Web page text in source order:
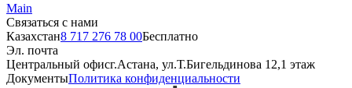
Main
Связаться с нами
Казахстан8 717 276 78 00Бесплатно
Эл. почта
Центральный офисг.Астана, ул.Т.Бигельдинова 12,1 этаж
ДокументыПолитика конфиденциальности